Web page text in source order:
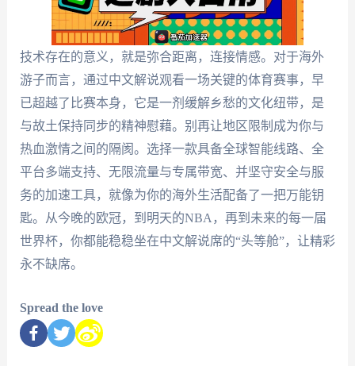
技术存在的意义，就是弥合距离，连接情感。对于海外
游子而言，通过中文解说观看一场关键的体育赛事，早
已超越了比赛本身，它是一剂缓解乡愁的文化纽带，是
与故土保持同步的精神慰藉。别再让地区限制成为你与
热血激情之间的隔阂。选择一款具备全球智能线路、全
平台多端支持、无限流量与专属带宽、并坚守安全与服
务的加速工具，就像为你的海外生活配备了一把万能钥
匙。从今晚的欧冠，到明天的NBA，再到未来的每一届
世界杯，你都能稳稳坐在中文解说席的“头等舱”，让精彩
永不缺席。
Spread the love